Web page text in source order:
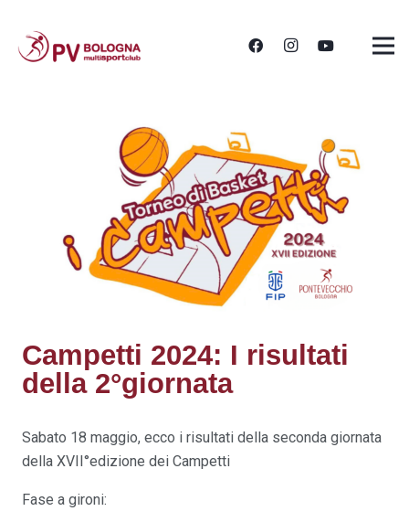
Campetti 2024: I risultati
della 2°giornata
Sabato 18 maggio, ecco i risultati della seconda giornata
della XVII°edizione dei Campetti
Fase a gironi: